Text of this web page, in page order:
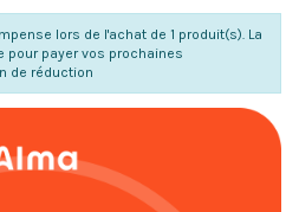
lors de l'achat de 1 produit(s). La
pour payer vos prochaines
de réduction